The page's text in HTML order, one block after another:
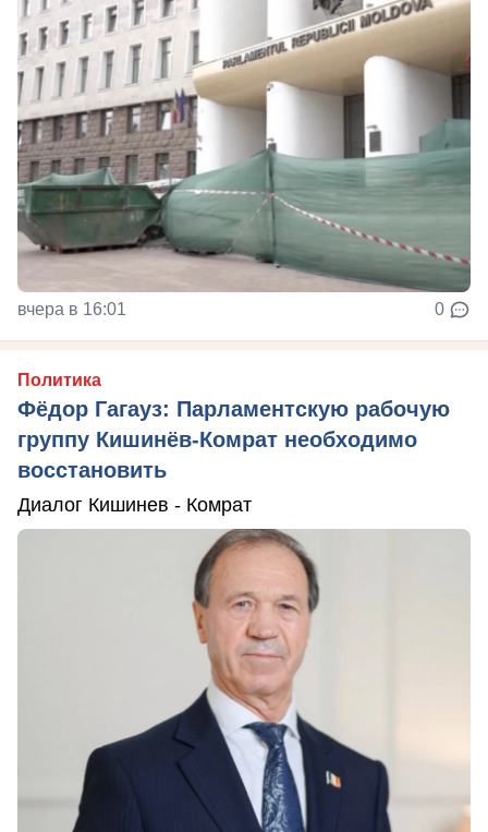
вчера в 16:01 0
Политика
Фёдор Гагауз: Парламентскую рабочую
группу Кишинёв-Комрат необходимо
восстановить
Диалог Кишинев - Комрат